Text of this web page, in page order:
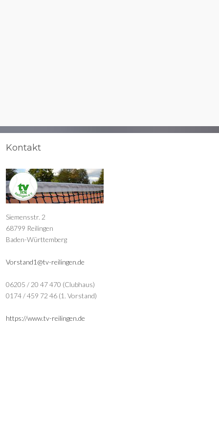
Kontakt
Siemensstr. 2
68799 Reilingen
Baden-Württemberg
Vorstand1@tv-reilingen.de
06205 / 20 47 470 (Clubhaus)
0174 / 459 72 46 (1. Vorstand)
https://www.tv-reilingen.de